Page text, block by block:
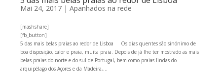
Mai 24, 2017 | Apanhados na rede
[mashshare]
[fb_button]
5 das mais belas praias ao redor de Lisboa Os dias quentes são sinónimo de
boa disposição, calor e praia, muita praia. Depois de já lhe ter mostrado as mais
belas praias do norte e do sul de Portugal, bem como praias lindas do
arquipélago dos Açores e da Madeira,...